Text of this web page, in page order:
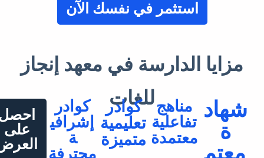
في نفسك الآن
في معهد إنجاز
للغات
كوادر
تعليمية
متميزة
كوادر
إشرافي
ة
احصل
على
العرض